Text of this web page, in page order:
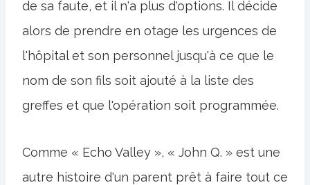
de sa faute, et il n'a plus d'options. Il décide
alors de prendre en otage les urgences de
l'hôpital et son personnel jusqu'à ce que le
nom de son fils soit ajouté à la liste des
greffes et que l'opération soit programmée.
Comme « Echo Valley », « John Q. » est une
autre histoire d'un parent prêt à faire tout ce